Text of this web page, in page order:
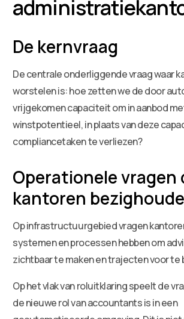
De kernvraag
De centrale onderliggende vraag waar
worstelen is: hoe zetten we de door
vrijgekomen capaciteit om in aanbod
winstpotentieel, in plaats van deze
compliancetaken te verliezen?
Operationele vragen
kantoren
Op infrastructuurgebied vragen
systemen en processen hebben om
zichtbaar te maken en trajecten voor te
Op het vlak van roluitklaring speelt de
de nieuwe rol van accountants is in een